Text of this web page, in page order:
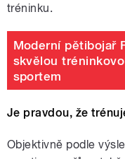
tréninku.
Moderní pětibojař
skvělou
sportem
Je pravdou, že
Objektivně podle